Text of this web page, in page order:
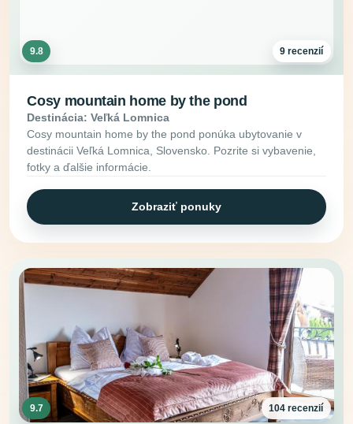
9.8 9 recenzií
Cosy mountain home by the pond
Destinácia: Veľká Lomnica
Cosy mountain home by the pond ponúka ubytovanie v
destinácii Veľká Lomnica, Slovensko. Pozrite si vybavenie,
fotky a ďalšie informácie.
Zobraziť ponuky
9.7 104 recenzií